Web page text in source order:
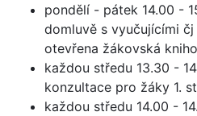
pondělí - pátek 14.00 -
domluvě s vyučujícími čj
otevřena žákovská
každou středu 13.30 -
konzultace pro žáky 1.
každou středu 14.00 -